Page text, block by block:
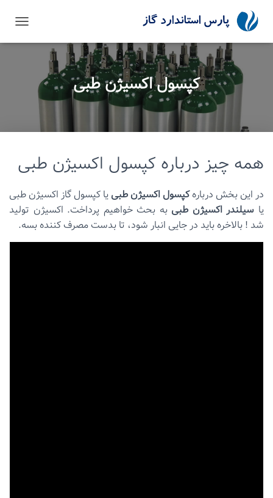
کپسول اکسیژن طبی
همه چیز درباره کپسول اکسیژن طبی
در این بخش دربارهکپسول اکسیژن طبی یا کپسول گاز اکسیژن طبی
یا سیلندر اکسیژن طبی به بحث خواهیم پرداخت. اکسیژن تولید
شد ! بالاخره باید در جایی انبار شود، تا بدست مصرف کننده بسه.